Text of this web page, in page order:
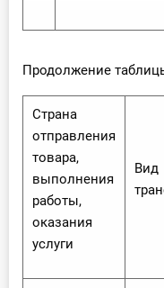
Продолжение
Страна
отправления
товара,
выполнения
работы,
оказания
услуги
Вид